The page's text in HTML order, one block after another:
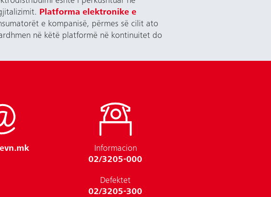
Platforma elektronike e
e kompanisë, përmes së cilit ato
në këtë platformë në kontinuitet do
Informacion
02/3205-000
Defektet
02/3205-300